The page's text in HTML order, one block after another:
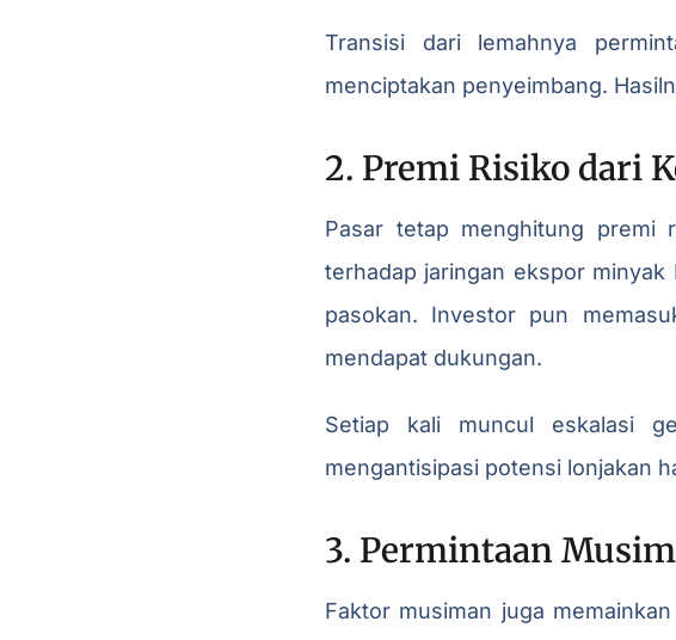
Transisi dari lemahnya
menciptakan penyeimbang.
2. Premi Risiko dari
Pasar tetap menghitung premi
terhadap jaringan ekspor minyak
pasokan. Investor pun
mendapat dukungan.
Setiap kali muncul eskalasi
mengantisipasi potensi lonjakan
3. Permintaan
Faktor musiman juga